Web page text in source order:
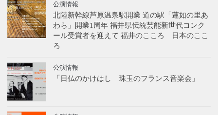
公演情報
北陸新幹線芦原温泉駅開業 道の駅「蓮如の里あ
わら」開業1周年 福井県伝統芸能新世代コンク
ール受賞者を迎えて 福井のこころ 日本のここ
ろ
公演情報
「日仏のかけはし 珠玉のフランス音楽会」